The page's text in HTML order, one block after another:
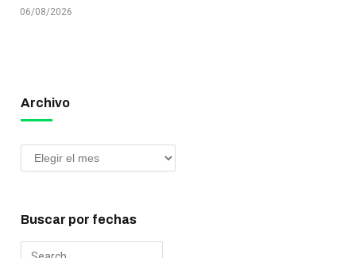
06/08/2026
Archivo
Buscar por fechas